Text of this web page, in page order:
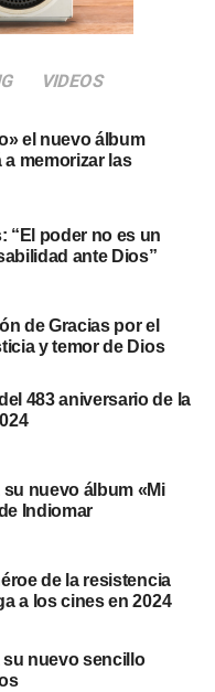
necesidad de atender
en directo a
ciudadana
actividad, la
cívico y sus
autoridades.
VIDEOS
el nuevo álbum
memorizar las
“El poder no es un
ante Dios”
de Gracias por el
y temor de Dios
483 aniversario de la
nuevo álbum «Mi
Indiomar
de la resistencia
a los cines en 2024
nuevo sencillo